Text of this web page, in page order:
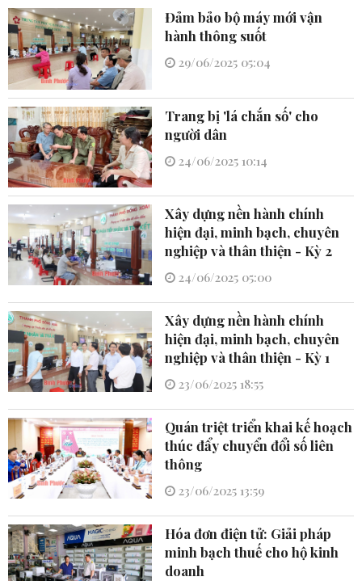
Đảm bảo bộ máy mới vận
hành thông suốt
29/06/2025 05:04
Trang bị 'lá chắn số' cho
người dân
24/06/2025 10:14
Xây dựng nền hành chính
hiện đại, minh bạch, chuyên
nghiệp và thân thiện - Kỳ 2
24/06/2025 05:00
Xây dựng nền hành chính
hiện đại, minh bạch, chuyên
nghiệp và thân thiện - Kỳ 1
23/06/2025 18:55
Quán triệt triển khai kế hoạch
thúc đẩy chuyển đổi số liên
thông
23/06/2025 13:59
Hóa đơn điện tử: Giải pháp
minh bạch thuế cho hộ kinh
doanh